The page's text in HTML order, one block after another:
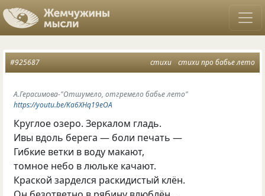
стихи стихи про бабье лето
#925687
А.Герасимова-"Отшумело, отгремело бабье лето"
https://youtu.be/Ka6XHq19eOA
Круглое озеро. Зеркалом гладь.
Ивы вдоль берега — боли печать —
Гибкие ветки в воду макают,
томное небо в люльке качают.
Краской зарделся раскидистый клён.